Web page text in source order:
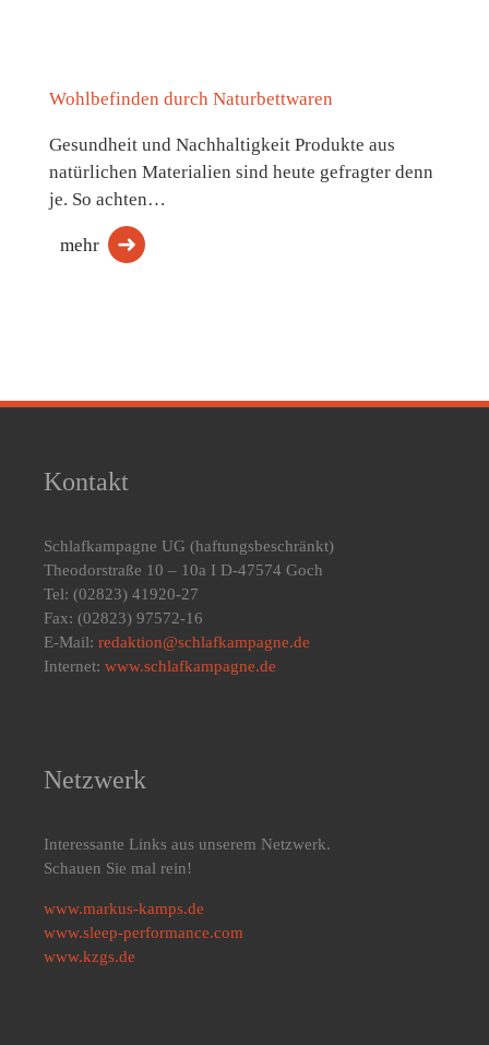
Wohlbefinden durch Naturbettwaren
Gesundheit und Nachhaltigkeit Produkte aus
natürlichen Materialien sind heute gefragter denn
je. So achten…
mehr
Kontakt
Schlafkampagne UG (haftungsbeschränkt)
Theodorstraße 10 – 10a I D-47574 Goch
Tel: (02823) 41920-27
Fax: (02823) 97572-16
E-Mail: redaktion@schlafkampagne.de
Internet: www.schlafkampagne.de
Netzwerk
Interessante Links aus unserem Netzwerk.
Schauen Sie mal rein!
www.markus-kamps.de
www.sleep-performance.com
www.kzgs.de